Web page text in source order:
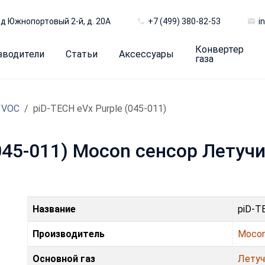
Южнопортовый 2-й, д. 20А +7 (499) 380-82-53
Статьи Аксессуары
Конвертер
газа
piD-TECH eVx Purple (045-011)
011) Mocon сенсор
Название piD-
Производитель
Основной газ